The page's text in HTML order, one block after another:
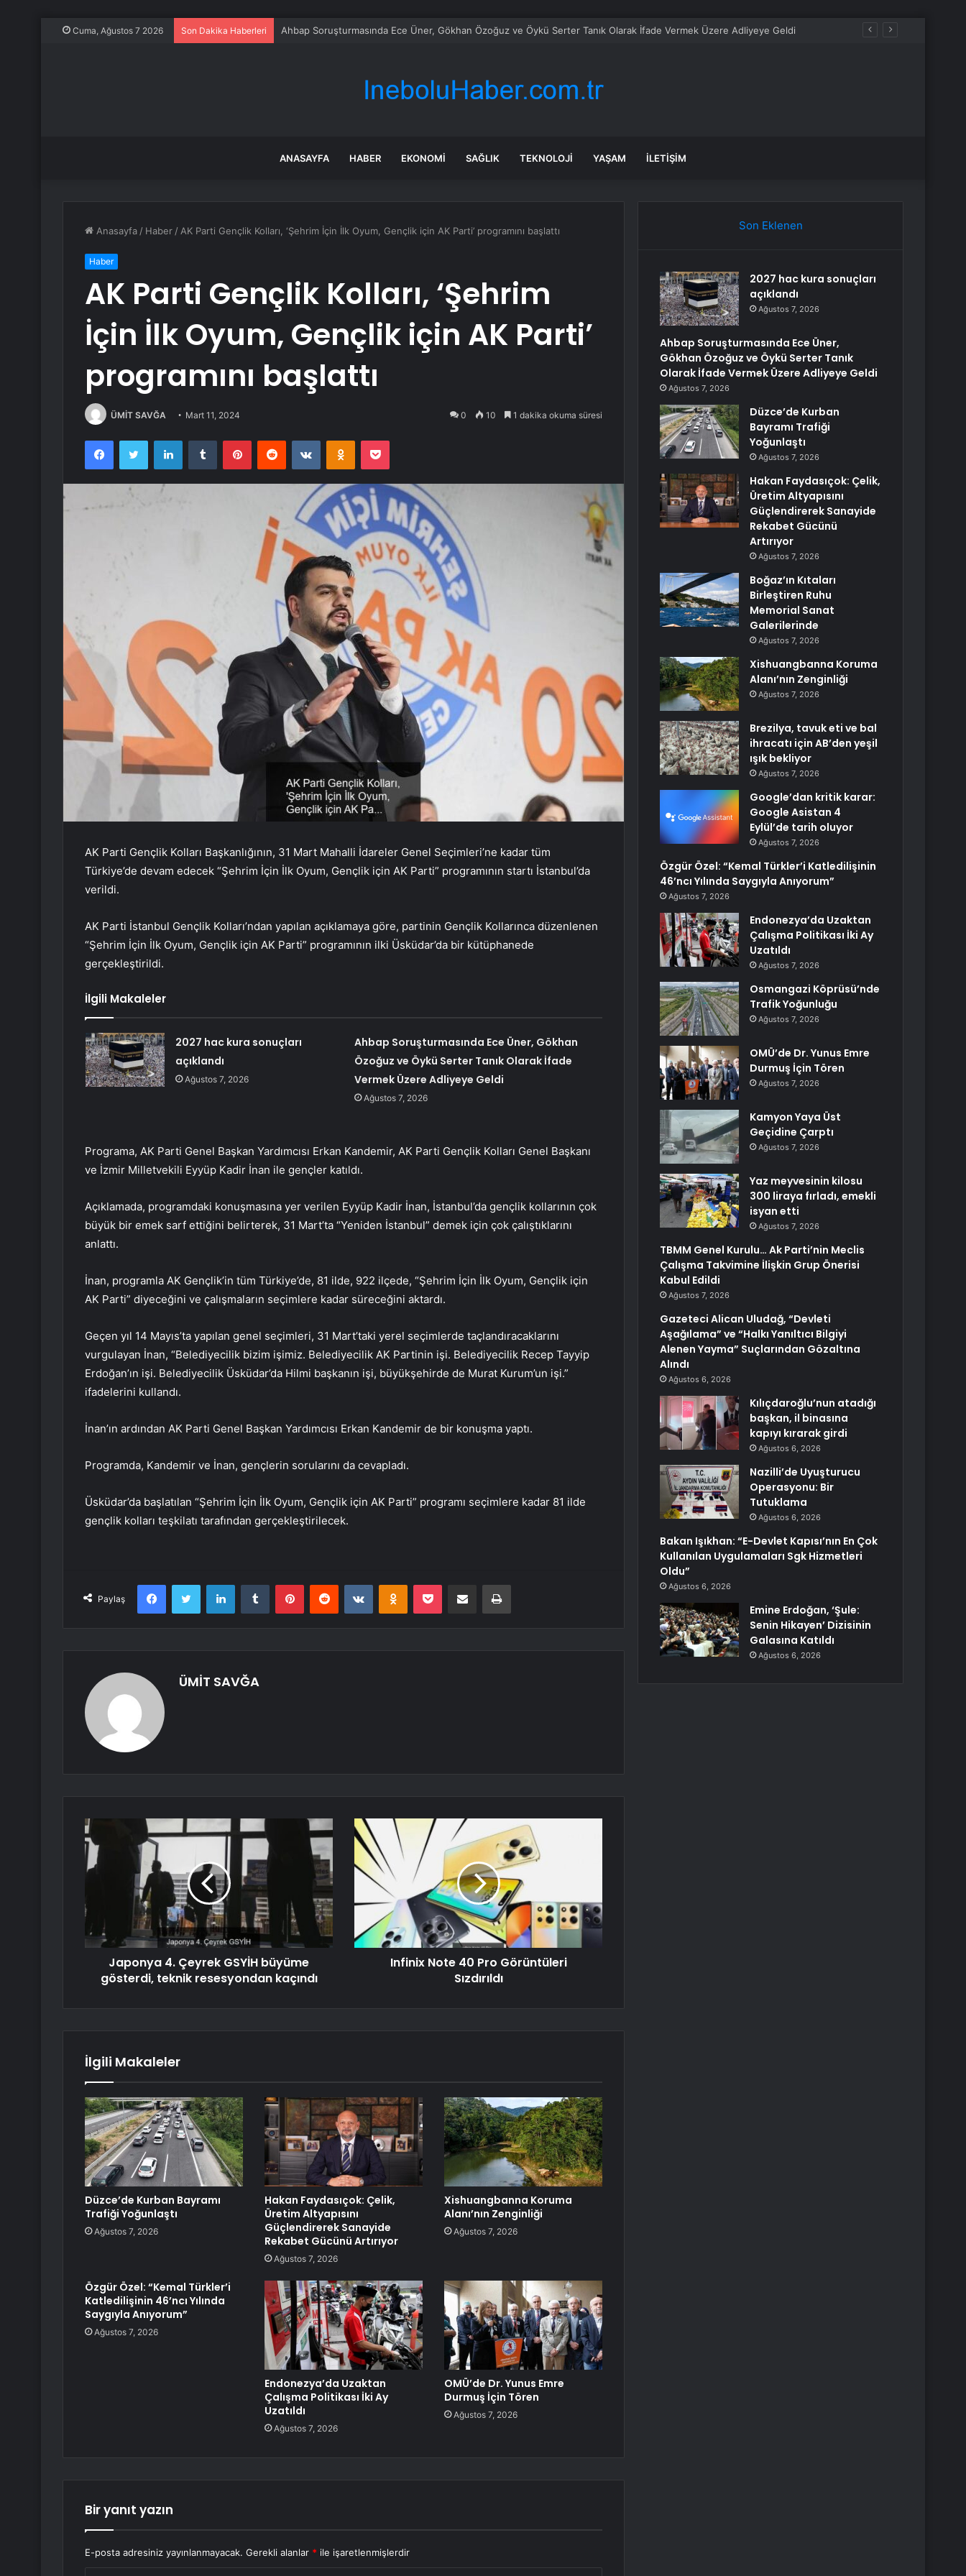
Cuma, Ağustos 7 2026 Son Dakika Haberleri Ahbap Soruşturmasında Ece Üner, Gökhan Özoğuz ve Öykü Serter Tanık Olarak İfade Vermek Üzere Adliyeye Geldi
ANASAYFA HABER EKONOMI SAĞLIK TEKNOLOJI YAŞAM İLETIŞIM
Anasayfa / Haber / AK Parti Gençlik Kolları, ‘Şehrim İçin İlk Oyum, Gençlik için AK Parti’ programını başlattı
Haber
AK Parti Gençlik Kolları, ‘Şehrim
İçin İlk Oyum, Gençlik için AK Parti’
programını başlattı
ÜMİT SAVĞA Mart 11, 2024 0 10 1 dakika okuma süresi
FacebookTwitter LinkedInTumblr PinterestReddit VKontakteOdnoklassniki
Pocket
AK Parti Gençlik Kolları Başkanlığının, 31 Mart Mahalli İdareler Genel Seçimleri’ne kadar tüm
Türkiye’de devam edecek “Şehrim İçin İlk Oyum, Gençlik için AK Parti” programının startı İstanbul’da
verildi.
AK Parti İstanbul Gençlik Kolları’ndan yapılan açıklamaya göre, partinin Gençlik Kollarınca düzenlenen
“Şehrim İçin İlk Oyum, Gençlik için AK Parti” programının ilki Üsküdar’da bir kütüphanede
gerçekleştirildi.
İlgili Makaleler
2027 hac kura sonuçları
açıklandı
Ağustos 7, 2026
Ahbap Soruşturmasında Ece Üner, Gökhan
Özoğuz ve Öykü Serter Tanık Olarak İfade
Vermek Üzere Adliyeye Geldi
Ağustos 7, 2026
Programa, AK Parti Genel Başkan Yardımcısı Erkan Kandemir, AK Parti Gençlik Kolları Genel Başkanı
ve İzmir Milletvekili Eyyüp Kadir İnan ile gençler katıldı.
Açıklamada, programdaki konuşmasına yer verilen Eyyüp Kadir İnan, İstanbul’da gençlik kollarının çok
büyük bir emek sarf ettiğini belirterek, 31 Mart’ta “Yeniden İstanbul” demek için çok çalıştıklarını
anlattı.
İnan, programla AK Gençlik’in tüm Türkiye’de, 81 ilde, 922 ilçede, “Şehrim İçin İlk Oyum, Gençlik için
AK Parti” diyeceğini ve çalışmaların seçimlere kadar süreceğini aktardı.
Geçen yıl 14 Mayıs’ta yapılan genel seçimleri, 31 Mart’taki yerel seçimlerde taçlandıracaklarını
vurgulayan İnan, “Belediyecilik bizim işimiz. Belediyecilik AK Partinin işi. Belediyecilik Recep Tayyip
Erdoğan’ın işi. Belediyecilik Üsküdar’da Hilmi başkanın işi, büyükşehirde de Murat Kurum’un işi.”
ifadelerini kullandı.
İnan’ın ardından AK Parti Genel Başkan Yardımcısı Erkan Kandemir de bir konuşma yaptı.
Programda, Kandemir ve İnan, gençlerin sorularını da cevapladı.
Üsküdar’da başlatılan “Şehrim İçin İlk Oyum, Gençlik için AK Parti” programı seçimlere kadar 81 ilde
gençlik kolları teşkilatı tarafından gerçekleştirilecek.
Paylaş
FacebookTwitter LinkedInTumblr PinterestReddit VKontakteOdnoklassniki
Pocket E-Posta ile paylaş Yazdır
ÜMİT SAVĞA
Japonya 4. Çeyrek GSYİH büyüme
gösterdi, teknik resesyondan kaçındı
Infinix Note 40 Pro Görüntüleri
Sızdırıldı
İlgili Makaleler
Düzce’de Kurban Bayramı
Trafiği Yoğunlaştı
Ağustos 7, 2026
Hakan Faydasıçok: Çelik,
Üretim Altyapısını
Güçlendirerek Sanayide
Rekabet Gücünü Artırıyor
Ağustos 7, 2026
Xishuangbanna Koruma
Alanı’nın Zenginliği
Ağustos 7, 2026
Özgür Özel: “Kemal Türkler’i
Katledilişinin 46’ncı Yılında
Saygıyla Anıyorum”
Ağustos 7, 2026
Endonezya’da Uzaktan
Çalışma Politikası İki Ay
Uzatıldı
Ağustos 7, 2026
OMÜ’de Dr. Yunus Emre
Durmuş İçin Tören
Ağustos 7, 2026
Bir yanıt yazın
E-posta adresiniz yayınlanmayacak. Gerekli alanlar * ile işaretlenmişlerdir
Son Eklenen
2027 hac kura sonuçları
açıklandı
Ağustos 7, 2026
Ahbap Soruşturmasında Ece Üner,
Gökhan Özoğuz ve Öykü Serter Tanık
Olarak İfade Vermek Üzere Adliyeye Geldi
Ağustos 7, 2026
Düzce’de Kurban
Bayramı Trafiği
Yoğunlaştı
Ağustos 7, 2026
Hakan Faydasıçok: Çelik,
Üretim Altyapısını
Güçlendirerek Sanayide
Rekabet Gücünü
Artırıyor
Ağustos 7, 2026
Boğaz’ın Kıtaları
Birleştiren Ruhu
Memorial Sanat
Galerilerinde
Ağustos 7, 2026
Xishuangbanna Koruma
Alanı’nın Zenginliği
Ağustos 7, 2026
Brezilya, tavuk eti ve bal
ihracatı için AB’den yeşil
ışık bekliyor
Ağustos 7, 2026
Google’dan kritik karar:
Google Asistan 4
Eylül’de tarih oluyor
Ağustos 7, 2026
Özgür Özel: “Kemal Türkler’i Katledilişinin
46’ncı Yılında Saygıyla Anıyorum”
Ağustos 7, 2026
Endonezya’da Uzaktan
Çalışma Politikası İki Ay
Uzatıldı
Ağustos 7, 2026
Osmangazi Köprüsü’nde
Trafik Yoğunluğu
Ağustos 7, 2026
OMÜ’de Dr. Yunus Emre
Durmuş İçin Tören
Ağustos 7, 2026
Kamyon Yaya Üst
Geçidine Çarptı
Ağustos 7, 2026
Yaz meyvesinin kilosu
300 liraya fırladı, emekli
isyan etti
Ağustos 7, 2026
TBMM Genel Kurulu… Ak Parti’nin Meclis
Çalışma Takvimine İlişkin Grup Önerisi
Kabul Edildi
Ağustos 7, 2026
Gazeteci Alican Uludağ, “Devleti
Aşağılama” ve “Halkı Yanıltıcı Bilgiyi
Alenen Yayma” Suçlarından Gözaltına
Alındı
Ağustos 6, 2026
Kılıçdaroğlu’nun atadığı
başkan, il binasına
kapıyı kırarak girdi
Ağustos 6, 2026
Nazilli’de Uyuşturucu
Operasyonu: Bir
Tutuklama
Ağustos 6, 2026
Bakan Işıkhan: “E-Devlet Kapısı’nın En Çok
Kullanılan Uygulamaları Sgk Hizmetleri
Oldu”
Ağustos 6, 2026
Emine Erdoğan, ‘Şule:
Senin Hikayen’ Dizisinin
Galasına Katıldı
Ağustos 6, 2026